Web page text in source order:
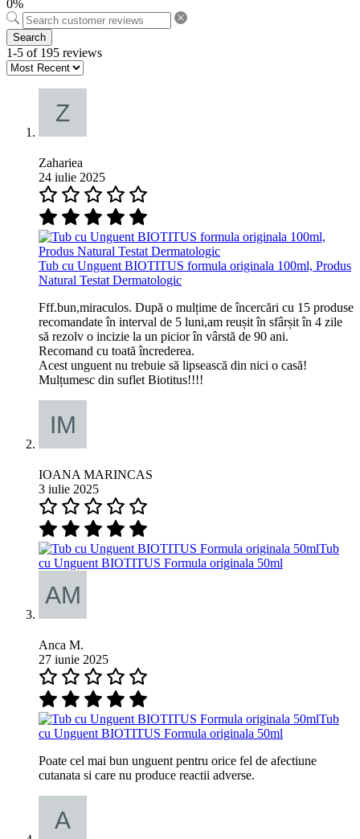
0%
Search
1-5 of 195 reviews
Zahariea
24 iulie 2025
Tub cu Unguent BIOTITUS formula originala 100ml, Produs
Natural Testat Dermatologic
Fff.bun,miraculos. După o mulțime de încercări cu 15 produse
recomandate în interval de 5 luni,am reușit în sfârșit în 4 zile
să rezolv o incizie la un picior în vârstă de 90 ani.
Recomand cu toată încrederea.
Acest unguent nu trebuie să lipsească din nici o casă!
Mulțumesc din suflet Biotitus!!!!
IOANA MARINCAS
3 iulie 2025
Tub
cu Unguent BIOTITUS Formula originala 50ml
Anca M.
27 iunie 2025
Tub
cu Unguent BIOTITUS Formula originala 50ml
Poate cel mai bun unguent pentru orice fel de afectiune
cutanata si care nu produce reactii adverse.